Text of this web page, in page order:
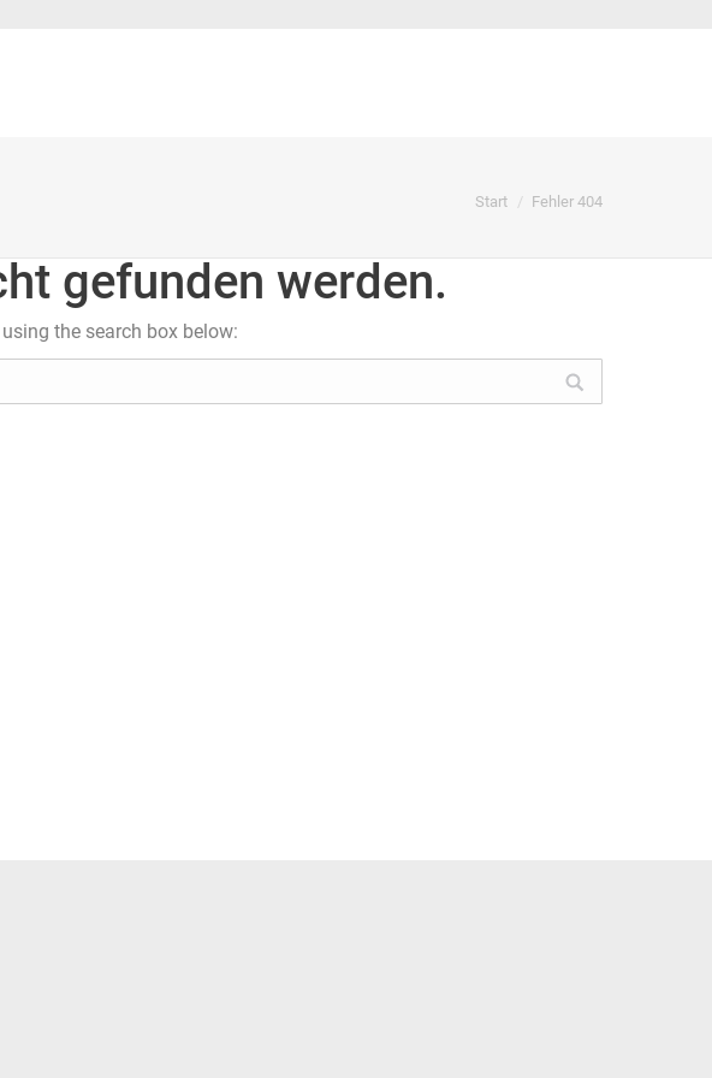
Start Fehler 404
gefunden werden.
the search box below: